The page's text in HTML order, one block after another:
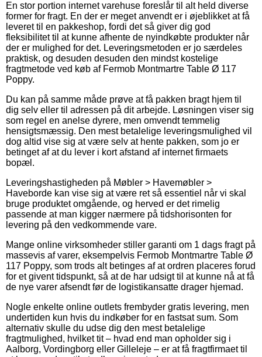
En stor portion internet varehuse foreslår til alt held diverse
former for fragt. En der er meget anvendt er i øjeblikket at få
leveret til en pakkeshop, fordi det så giver dig god
fleksibilitet til at kunne afhente de nyindkøbte produkter når
der er mulighed for det. Leveringsmetoden er jo særdeles
praktisk, og desuden desuden den mindst kostelige
fragtmetode ved køb af Fermob Montmartre Table Ø 117
Poppy.
Du kan på samme måde prøve at få pakken bragt hjem til
dig selv eller til adressen på dit arbejde. Løsningen viser sig
som regel en anelse dyrere, men omvendt temmelig
hensigtsmæssig. Den mest betalelige leveringsmulighed vil
dog altid vise sig at være selv at hente pakken, som jo er
betinget af at du lever i kort afstand af internet firmaets
bopæl.
Leveringshastigheden på Møbler > Havemøbler >
Haveborde kan vise sig at være ret så essentiel når vi skal
bruge produktet omgående, og herved er det rimelig
passende at man kigger nærmere på tidshorisonten for
levering på den vedkommende vare.
Mange online virksomheder stiller garanti om 1 dags fragt på
massevis af varer, eksempelvis Fermob Montmartre Table Ø
117 Poppy, som trods alt betinges af at ordren placeres forud
for et givent tidspunkt, så at de har udsigt til at kunne nå at få
de nye varer afsendt før de logistikansatte drager hjemad.
Nogle enkelte online outlets frembyder gratis levering, men
undertiden kun hvis du indkøber for en fastsat sum. Som
alternativ skulle du udse dig den mest betalelige
fragtmulighed, hvilket tit – hvad end man opholder sig i
Aalborg, Vordingborg eller Gilleleje – er at få fragtfirmaet til